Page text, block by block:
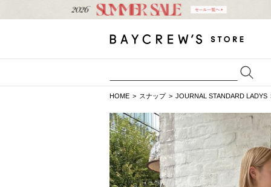
HOME スナップ JOURNAL STANDARD LADYS